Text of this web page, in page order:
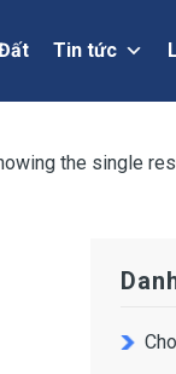
Tin tức
the single